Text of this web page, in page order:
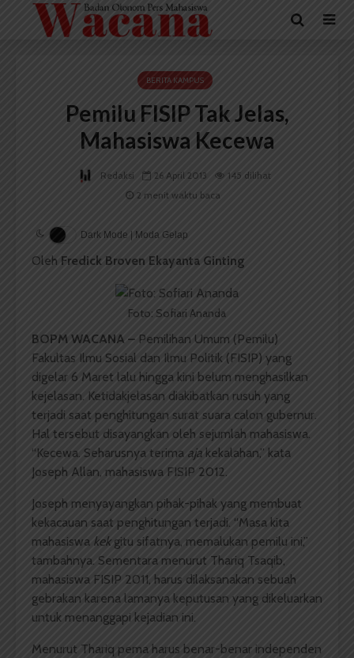
BERITA KAMPUS
Pemilu FISIP Tak Jelas,
Mahasiswa Kecewa
Redaksi 26 April 2013
145 dilihat
2 menit waktu baca
Dark Mode | Moda Gelap
Oleh Fredick Broven Ekayanta Ginting
Foto: Sofiari Ananda
BOPM WACANA – Pemilihan Umum (Pemilu)
Fakultas Ilmu Sosial dan Ilmu Politik (FISIP) yang
digelar 6 Maret lalu hingga kini belum menghasilkan
kejelasan. Ketidakjelasan diakibatkan rusuh yang
terjadi saat penghitungan surat suara calon gubernur.
Hal tersebut disayangkan oleh sejumlah mahasiswa.
“Kecewa. Seharusnya terima aja kekalahan,” kata
Joseph Allan, mahasiswa FISIP 2012.
Joseph menyayangkan pihak-pihak yang membuat
kekacauan saat penghitungan terjadi. “Masa kita
mahasiswa kek gitu sifatnya, memalukan pemilu ini,”
tambahnya. Sementara menurut Thariq Tsaqib,
mahasiswa FISIP 2011, harus dilaksanakan sebuah
gebrakan karena lamanya keputusan yang dikeluarkan
untuk menanggapi kejadian ini.
Menurut Thariq pema harus benar-benar independen